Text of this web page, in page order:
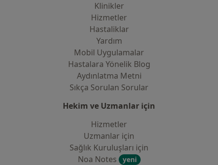
Klinikler
Hizmetler
Hastaliklar
Yardım
Mobil Uygulamalar
Hastalara Yönelik Blog
Aydınlatma Metni
Sıkça Sorulan Sorular
Hekim ve Uzmanlar için
Hizmetler
Uzmanlar için
Sağlık Kuruluşları için
Noa Notes
yeni